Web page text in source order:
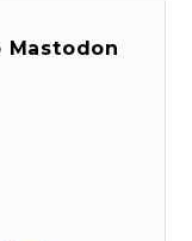
Mastodon